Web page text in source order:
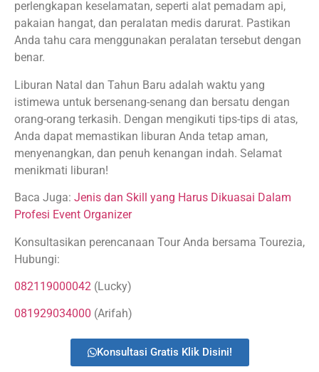
perlengkapan keselamatan, seperti alat pemadam api,
pakaian hangat, dan peralatan medis darurat. Pastikan
Anda tahu cara menggunakan peralatan tersebut dengan
benar.
Liburan Natal dan Tahun Baru adalah waktu yang
istimewa untuk bersenang-senang dan bersatu dengan
orang-orang terkasih. Dengan mengikuti tips-tips di atas,
Anda dapat memastikan liburan Anda tetap aman,
menyenangkan, dan penuh kenangan indah. Selamat
menikmati liburan!
Baca Juga: Jenis dan Skill yang Harus Dikuasai Dalam
Profesi Event Organizer
Konsultasikan perencanaan Tour Anda bersama Tourezia,
Hubungi:
082119000042 (Lucky)
081929034000 (Arifah)
Konsultasi Gratis Klik Disini!